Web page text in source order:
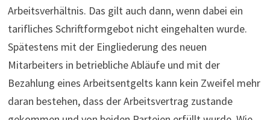
Arbeitsverhältnis. Das gilt auch dann, wenn dabei ein
tarif­li­ches Schrift­form­gebot nicht ein­ge­halten wurde.
Spätestens mit der Eingliederung des neuen
Mitarbeiters in betriebliche Abläufe und mit der
Bezahlung eines Arbeitsentgelts kann kein Zweifel mehr
daran bestehen, dass der Arbeitsvertrag zustande